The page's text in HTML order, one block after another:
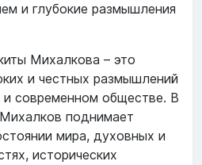
и глубокие размышления
Михалкова – это
и честных размышлений
и современном обществе. В
поднимает
мира, духовных и
исторических